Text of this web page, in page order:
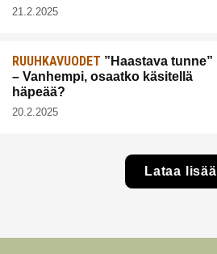
21.2.2025
RUUHKAVUODET ”Haastava tunne”
– Vanhempi, osaatko käsitellä
häpeää?
20.2.2025
Lataa lisää